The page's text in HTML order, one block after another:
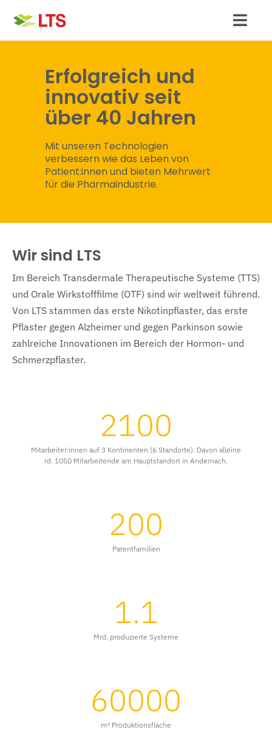
content
Student:innen
Absolvent:innen & Berufserfahrene
Bewerbung & Hilfe
Erfolgreich und
innovativ seit
über 40 Jahren
Mit unseren Technologien
verbessern wie das Leben von
Patient:innen und bieten Mehrwert
für die Pharmaindustrie.
Wir sind LTS
Im Bereich Transdermale Therapeutische Systeme (TTS)
und Orale Wirkstofffilme (OTF) sind wir weltweit führend.
Von LTS stammen das erste Nikotinpflaster, das erste
Pflaster gegen Alzheimer und gegen Parkinson sowie
zahlreiche Innovationen im Bereich der Hormon- und
Schmerzpflaster.
2100
Mitarbeiter:innen auf 3 Kontinenten (6 Standorte). Davon alleine
rd. 1050 Mitarbeitende am Hauptstandort in Andernach.
200
Patentfamilien
1.1
Mrd. produzierte Systeme
60000
m² Produktionsfläche